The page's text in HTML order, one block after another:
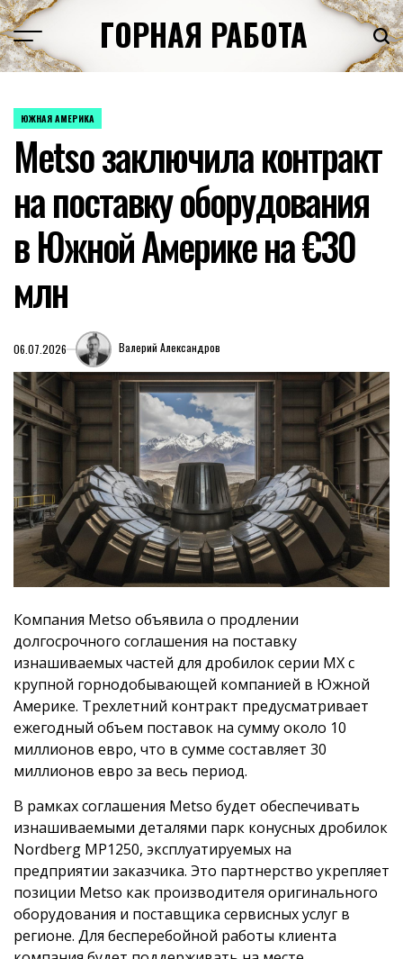
Перейти
к
содержимому
ГОРНАЯ РАБОТА
ОПУБЛИКОВАНО
ЮЖНАЯ АМЕРИКА
Metso заключила контракт
на поставку оборудования
в Южной Америке на €30
млн
06.07.2026 Валерий Александров
Компания Metso объявила о продлении
долгосрочного соглашения на поставку
изнашиваемых частей для дробилок серии MX с
крупной горнодобывающей компанией в Южной
Америке. Трехлетний контракт предусматривает
ежегодный объем поставок на сумму около 10
миллионов евро, что в сумме составляет 30
миллионов евро за весь период.
В рамках соглашения Metso будет обеспечивать
изнашиваемыми деталями парк конусных дробилок
Nordberg MP1250, эксплуатируемых на
предприятии заказчика. Это партнерство укрепляет
позиции Metso как производителя оригинального
оборудования и поставщика сервисных услуг в
регионе. Для бесперебойной работы клиента